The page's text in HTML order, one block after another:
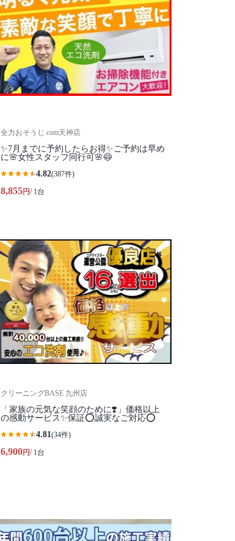
全力おそうじ.com天神店
✨7月までに予約したらお得✨ご予約は早め
に🌸女性スタッフ同行可🌸😷
4.82(387件)
8,855円/ 1台
クリーニングBASE 九州店
「家族の元気な笑顔のために❣️」価格以上
の感動サービス✨保証⭕️誠実なご対応⭕️
4.81(34件)
6,900円/ 1台